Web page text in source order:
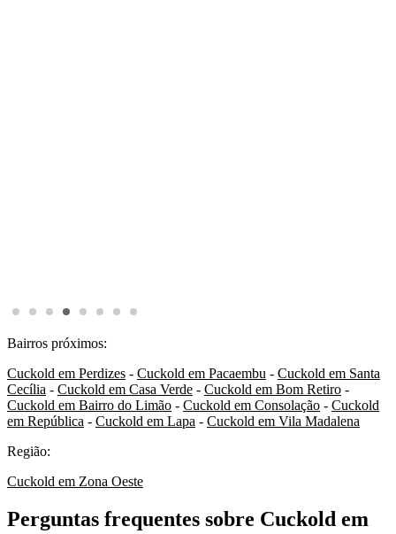
Bairros próximos:
Cuckold em Perdizes - Cuckold em Pacaembu - Cuckold em Santa
Cecília - Cuckold em Casa Verde - Cuckold em Bom Retiro -
Cuckold em Bairro do Limão - Cuckold em Consolação - Cuckold
em República - Cuckold em Lapa - Cuckold em Vila Madalena
Região:
Cuckold em Zona Oeste
Perguntas frequentes sobre Cuckold em